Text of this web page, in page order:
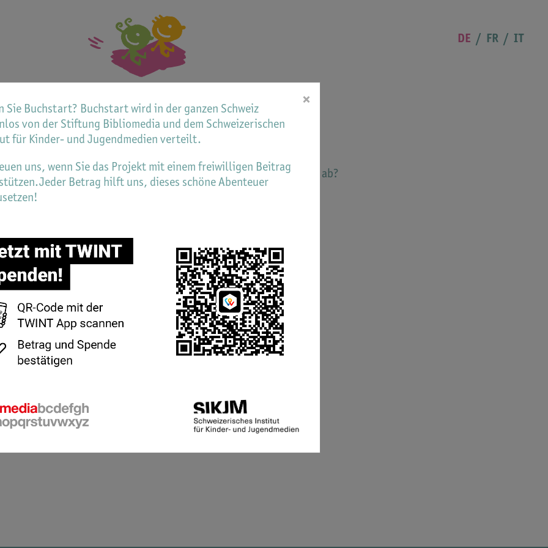
DE FR IT
bei Ihren Beratungen auch Buchstart-Pakete an junge Eltern ab?
uns über Ihr Feedback!
×
Sie Buchstart? Buchstart wird in der ganzen Schweiz
von der Stiftung Bibliomedia und dem Schweizerischen
für Kinder- und Jugendmedien verteilt.
uns, wenn Sie das Projekt mit einem freiwilligen Beitrag
Betrag hilft uns, dieses schöne Abenteuer